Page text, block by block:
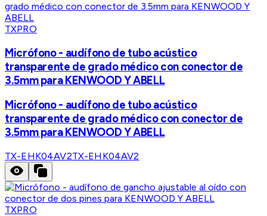
TXPRO
Micrófono - audífono de tubo acústico
transparente de grado médico con conector de
3.5mm para KENWOOD Y ABELL
Micrófono - audífono de tubo acústico
transparente de grado médico con conector de
3.5mm para KENWOOD Y ABELL
TX-EHK04AV2TX-EHK04AV2
TXPRO